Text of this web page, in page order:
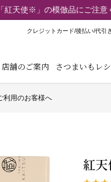
使※」の模倣品にご注意くだ
店舗のご案内 さつまいもレ
クレジットカード/後払い/代引
利用のお客様へ
紅